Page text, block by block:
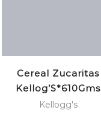
Cereal Zucaritas
Kellog’S*610Gms
Kellogg's